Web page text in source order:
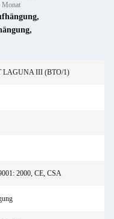
Monat
,
,
LAGUNA III (BTO/1)
2000, CE, CSA